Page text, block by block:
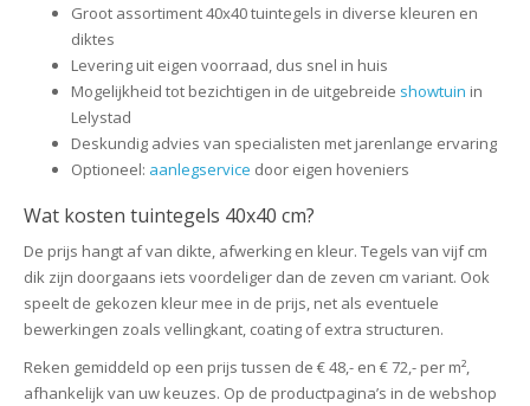
Groot assortiment 40x40 tuintegels in diverse kleuren en
diktes
Levering uit eigen voorraad, dus snel in huis
Mogelijkheid tot bezichtigen in de uitgebreide showtuin in
Lelystad
Deskundig advies van specialisten met jarenlange ervaring
Optioneel: aanlegservice door eigen hoveniers
Wat kosten tuintegels 40x40 cm?
De prijs hangt af van dikte, afwerking en kleur. Tegels van vijf cm
dik zijn doorgaans iets voordeliger dan de zeven cm variant. Ook
speelt de gekozen kleur mee in de prijs, net als eventuele
bewerkingen zoals vellingkant, coating of extra structuren.
Reken gemiddeld op een prijs tussen de € 48,- en € 72,- per m²,
afhankelijk van uw keuzes. Op de productpagina’s in de webshop